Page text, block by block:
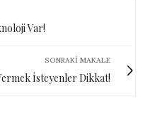
Var!
SONRAKI MAKALE
İsteyenler Dikkat!